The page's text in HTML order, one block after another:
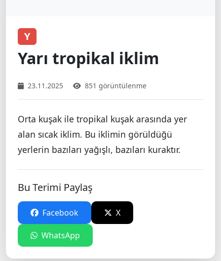
Y
Yarı tropikal iklim
23.11.2025 851 görüntülenme
Orta kuşak ile tropikal kuşak arasında yer
alan sıcak iklim. Bu iklimin görüldüğü
yerlerin bazıları yağışlı, bazıları kuraktır.
Bu Terimi Paylaş
Facebook X
WhatsApp